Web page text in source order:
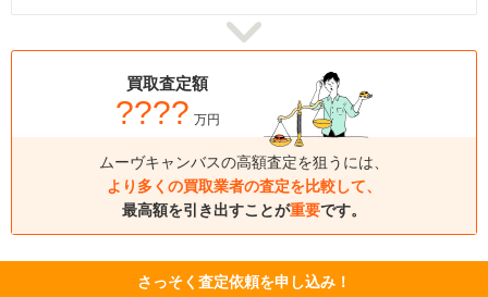
買取査定額
???? 万円
ムーヴキャンバスの高額査定を狙うには、
より多くの買取業者の査定を比較して、
最高額を引き出すことが重要です。
さっそく査定依頼を申し込み！